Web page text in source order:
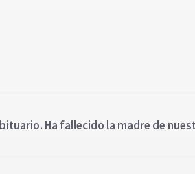
Ha fallecido la madre de